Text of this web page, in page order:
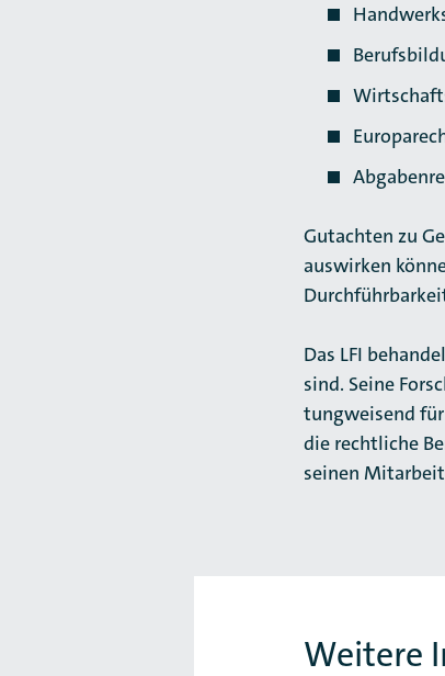
Gutachten zu
aus­wir­ken
Das LFI
sind. Seine
tung­weisend
die rechtliche
seinen
Weitere